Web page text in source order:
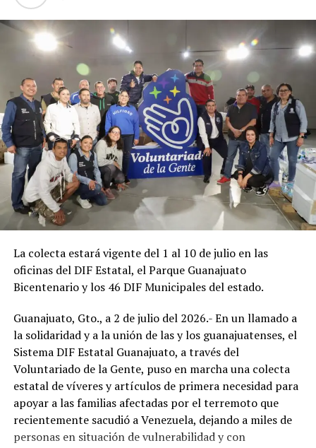
La colecta estará vigente del 1 al 10 de julio en las
oficinas del DIF Estatal, el Parque Guanajuato
Bicentenario y los 46 DIF Municipales del estado.
Guanajuato, Gto., a 2 de julio del 2026.- En un llamado a
la solidaridad y a la unión de las y los guanajuatenses, el
Sistema DIF Estatal Guanajuato, a través del
Voluntariado de la Gente, puso en marcha una colecta
estatal de víveres y artículos de primera necesidad para
apoyar a las familias afectadas por el terremoto que
recientemente sacudió a Venezuela, dejando a miles de
personas en situación de vulnerabilidad y con